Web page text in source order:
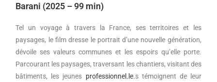
Barani (2025 – 99 min)
Tel un voyage à travers la France, ses territoires et les
paysages, le film dresse le portrait d’une nouvelle génération,
dévoile ses valeurs communes et les espoirs qu’elle porte.
Parcourant les paysages, traversant les chantiers, visitant des
bâtiments, les jeunes professionnel.le.s témoignent de leur